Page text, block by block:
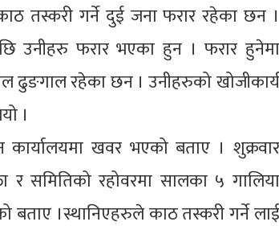
तस्करी गर्ने दुई जना फरार रहेका छन ।
उनीहरु फरार भएका हुन । फरार हुनेमा
ढुङगाल रहेका छन । उनीहरुको खोजीकार्य
।
खवर भएको बताए । शुक्रवार
र समितिको रहोवरमा सालका ५ गालिया
।स्थानिएहरुले काठ तस्करी गर्ने लाई